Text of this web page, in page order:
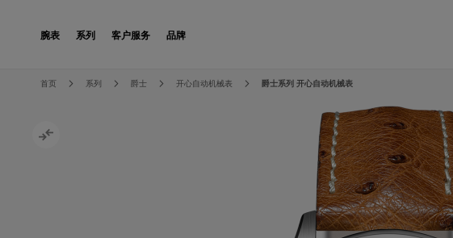
腕表 系列 客户服务 品牌
Skip to the beginning of the images gallery
首页 系列 爵士 开心自动机械表 爵士系列 开心自动机械表